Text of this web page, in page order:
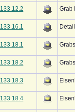
133.12.2 Grab
133.16.1
133.18.1
133.18.2
133.18.3
133.18.4